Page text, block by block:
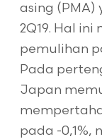
asing (PMA)
2Q19. Hal
pemulihan
Pada
Japan
pada -0,1%,